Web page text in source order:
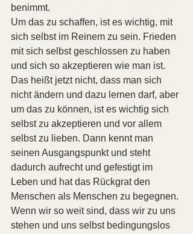
benimmt.
Um das zu schaffen, ist es wichtig, mit
sich selbst im Reinem zu sein. Frieden
mit sich selbst geschlossen zu haben
und sich so akzeptieren wie man ist.
Das heißt jetzt nicht, dass man sich
nicht ändern und dazu lernen darf, aber
um das zu können, ist es wichtig sich
selbst zu akzeptieren und vor allem
selbst zu lieben. Dann kennt man
seinen Ausgangspunkt und steht
dadurch aufrecht und gefestigt im
Leben und hat das Rückgrat den
Menschen als Menschen zu begegnen.
Wenn wir so weit sind, dass wir zu uns
stehen und uns selbst bedingungslos